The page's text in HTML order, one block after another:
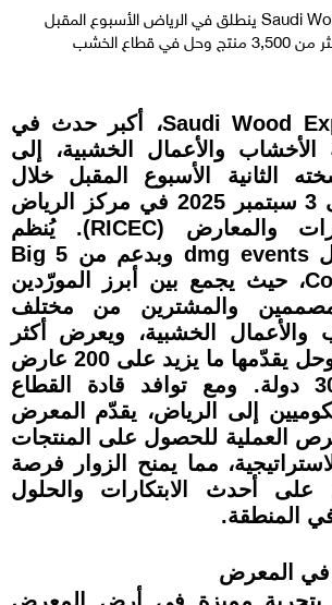
معرض Saudi Wood Expo ينطلق في الرياض الأسبوع المقبل
قطاع الخشب
يعود معرض Saudi Wood Expo، أكبر حدث في
الأخشاب والأعمال الخشبية، إلى
الثانية الأسبوع المقبل خلال
الفترة من 1 إلى 3 سبتمبر 2025 في مركز الرياض
الدولي للمؤتمرات والمعارض (RICEC). يُنظم
المعرض من قبل dmg events وبدعم من Big 5
Construct Saudi، حيث يجمع بين أبرز المورّدين
والمشترين من مختلف
الخشبية، ويعرض أكثر
من 3,500 منتج وحل يقدّمها ما يزيد على 200 عارض
من أكثر من 30 دولة. ومع توافد قادة القطاع
إلى الرياض، يقدّم المعرض
العملية للحصول على المنتجات
مما يمنح الزوار فرصة
على أحدث الابتكارات والحلول
المنطقة.
في المعرض